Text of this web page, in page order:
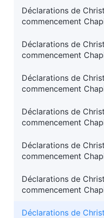
Déclarations de
commencement
Déclarations de
commencement
Déclarations de
commencement
Déclarations de
commencement
Déclarations de
commencement
Déclarations de
commencement
Déclarations de